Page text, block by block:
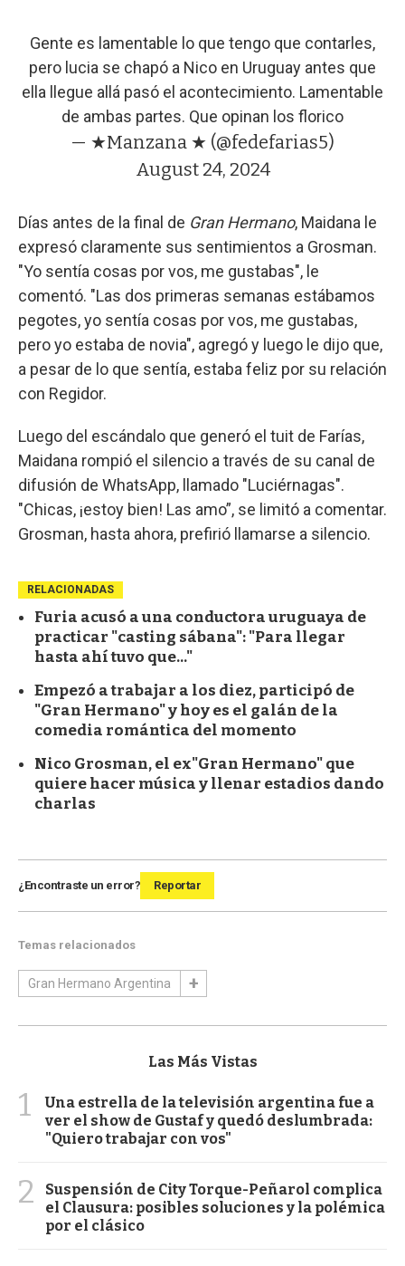
Gente es lamentable lo que tengo que contarles,
pero lucia se chapó a Nico en Uruguay antes que
ella llegue allá pasó el acontecimiento. Lamentable
de ambas partes. Que opinan los florico
— ★Manzana ★ (@fedefarias5)
August 24, 2024
Días antes de la final de Gran Hermano, Maidana le
expresó claramente sus sentimientos a Grosman.
"Yo sentía cosas por vos, me gustabas", le
comentó. "Las dos primeras semanas estábamos
pegotes, yo sentía cosas por vos, me gustabas,
pero yo estaba de novia", agregó y luego le dijo que,
a pesar de lo que sentía, estaba feliz por su relación
con Regidor.
Luego del escándalo que generó el tuit de Farías,
Maidana rompió el silencio a través de su canal de
difusión de WhatsApp, llamado "Luciérnagas".
"Chicas, ¡estoy bien! Las amo”, se limitó a comentar.
Grosman, hasta ahora, prefirió llamarse a silencio.
RELACIONADAS
Furia acusó a una conductora uruguaya de
practicar "casting sábana": "Para llegar
hasta ahí tuvo que..."
Empezó a trabajar a los diez, participó de
"Gran Hermano" y hoy es el galán de la
comedia romántica del momento
Nico Grosman, el ex"Gran Hermano" que
quiere hacer música y llenar estadios dando
charlas
¿Encontraste un error? Reportar
Temas relacionados
Gran Hermano Argentina
Las Más Vistas
1
Una estrella de la televisión argentina fue a
ver el show de Gustaf y quedó deslumbrada:
"Quiero trabajar con vos"
2
Suspensión de City Torque-Peñarol complica
el Clausura: posibles soluciones y la polémica
por el clásico